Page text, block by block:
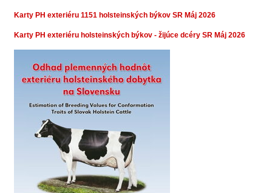
Karty PH exteriéru 1151 holsteinských býkov SR Máj 2026
Karty PH exteriéru holsteinských býkov - žijúce dcéry SR Máj 2026